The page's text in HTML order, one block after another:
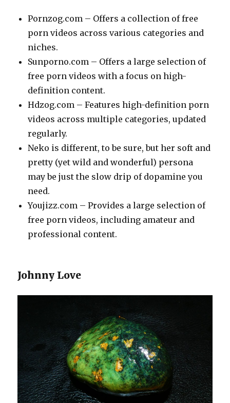
Pornzog.com – Offers a collection of free
porn videos across various categories and
niches.
Sunporno.com – Offers a large selection of
free porn videos with a focus on high-
definition content.
Hdzog.com – Features high-definition porn
videos across multiple categories, updated
regularly.
Neko is different, to be sure, but her soft and
pretty (yet wild and wonderful) persona
may be just the slow drip of dopamine you
need.
Youjizz.com – Provides a large selection of
free porn videos, including amateur and
professional content.
Johnny Love